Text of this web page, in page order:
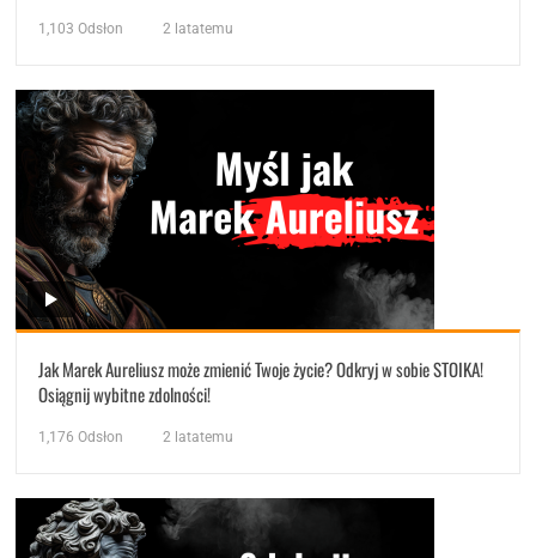
1,103 Odsłon 2 latatemu
Jak Marek Aureliusz może zmienić Twoje życie? Odkryj w sobie STOIKA!
Osiągnij wybitne zdolności!
1,176 Odsłon 2 latatemu